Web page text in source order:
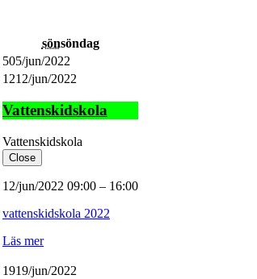
sönsöndag
505/jun/2022
1212/jun/2022
Vattenskidskola
Vattenskidskola
Close
12/jun/2022 09:00 – 16:00
vattenskidskola 2022
Läs mer
1919/jun/2022